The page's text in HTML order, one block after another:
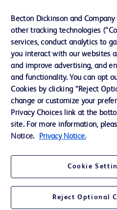
Assistance
Nous contacter
Préférences en matière de cookies
Confidentialité
Conditions d’utilisation
Accessibilité du site Web
© 2026 BD. Tous droits réservés. BD et
commerciales de Becton, Dickinson and
Becton Dickinson and Company
other tracking technologies
services, conduct analytics to
you interact with our websites
and improve advertising, and
and functionality. You can opt
Cookies by clicking “Reject
change or customize your
Privacy Choices link at the
site. For more information,
Notice.
Privacy Notice.
Cookie
Reject Optional